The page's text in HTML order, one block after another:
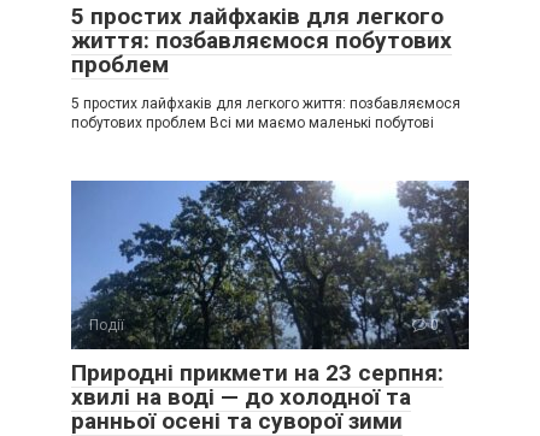
5 простих лайфхаків для легкого
життя: позбавляємося побутових
проблем
5 простих лайфхаків для легкого життя: позбавляємося
побутових проблем Всі ми маємо маленькі побутові
Події 0
Природні прикмети на 23 серпня:
хвилі на воді — до холодної та
ранньої осені та суворої зими